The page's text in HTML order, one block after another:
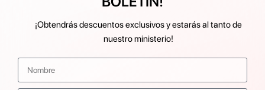
¡Obtendrás descuentos exclusivos y estarás al tanto de
nuestro ministerio!